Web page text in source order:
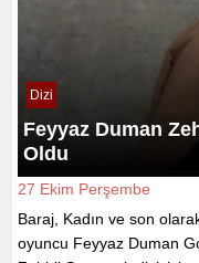
Dizi
Feyyaz Duman
Oldu
27 Ekim Perşembe
Baraj, Kadın ve son
oyuncu Feyyaz Duman